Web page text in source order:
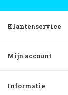
Klantenservice
Mijn account
Informatie